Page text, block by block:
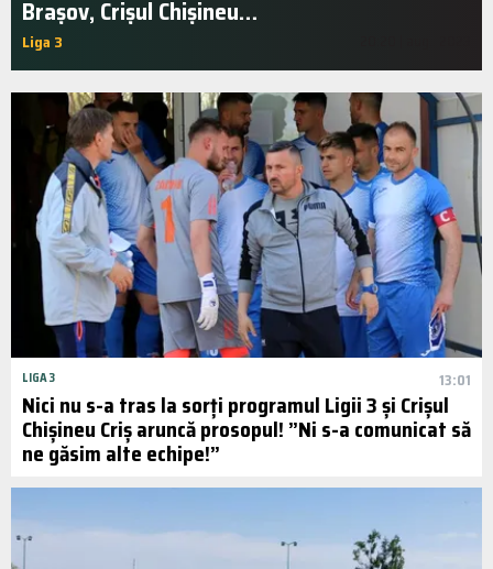
Brașov, Crișul Chișineu…
Liga 3
LIGA 3 13:01
Nici nu s-a tras la sorți programul Ligii 3 și Crișul
Chișineu Criș aruncă prosopul! ”Ni s-a comunicat să
ne găsim alte echipe!”